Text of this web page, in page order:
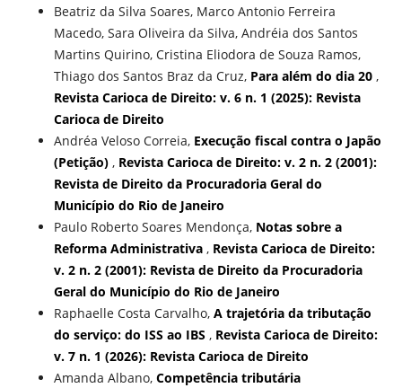
Beatriz da Silva Soares, Marco Antonio Ferreira
Macedo, Sara Oliveira da Silva, Andréia dos Santos
Martins Quirino, Cristina Eliodora de Souza Ramos,
Thiago dos Santos Braz da Cruz, Para além do dia 20 ,
Revista Carioca de Direito: v. 6 n. 1 (2025): Revista
Carioca de Direito
Andréa Veloso Correia, Execução fiscal contra o Japão
(Petição) , Revista Carioca de Direito: v. 2 n. 2 (2001):
Revista de Direito da Procuradoria Geral do
Município do Rio de Janeiro
Paulo Roberto Soares Mendonça, Notas sobre a
Reforma Administrativa , Revista Carioca de Direito:
v. 2 n. 2 (2001): Revista de Direito da Procuradoria
Geral do Município do Rio de Janeiro
Raphaelle Costa Carvalho, A trajetória da tributação
do serviço: do ISS ao IBS , Revista Carioca de Direito:
v. 7 n. 1 (2026): Revista Carioca de Direito
Amanda Albano, Competência tributária